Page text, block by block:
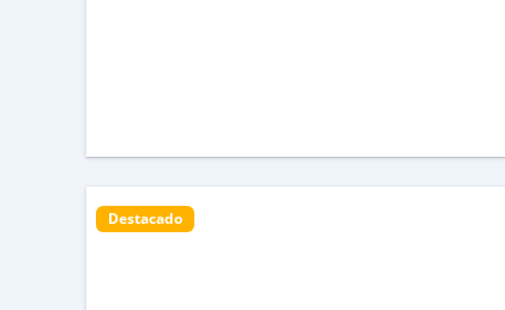
Destacado